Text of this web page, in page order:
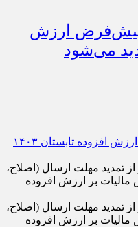
پیش‌فرض ارزش
تمدید مهلت ارسال (اصلاح،
مالیات بر ارزش افزوده
تمدید مهلت ارسال (اصلاح،
مالیات بر ارزش افزوده